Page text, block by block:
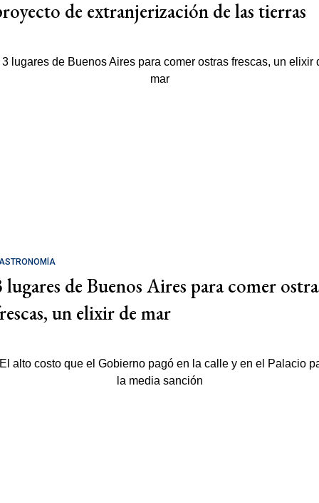
de extranjerización de las tierras
lugares de Buenos Aires para comer
un elixir de mar